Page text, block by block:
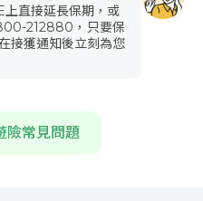
直接延長保期，或
212880，只要保
接獲通知後立刻為您
險常見問題